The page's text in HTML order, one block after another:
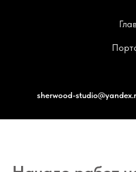
sherwood-